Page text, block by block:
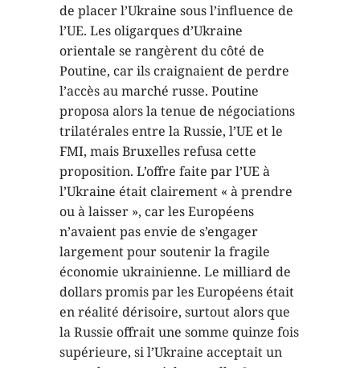
de placer l’Ukraine sous l’influence de
l’UE. Les oligarques d’Ukraine
orientale se rangèrent du côté de
Poutine, car ils craignaient de perdre
l’accès au marché russe. Poutine
proposa alors la tenue de négociations
trilatérales entre la Russie, l’UE et le
FMI, mais Bruxelles refusa cette
proposition. L’offre faite par l’UE à
l’Ukraine était clairement « à prendre
ou à laisser », car les Européens
n’avaient pas envie de s’engager
largement pour soutenir la fragile
économie ukrainienne. Le milliard de
dollars promis par les Européens était
en réalité dérisoire, surtout alors que
la Russie offrait une somme quinze fois
supérieure, si l’Ukraine acceptait un